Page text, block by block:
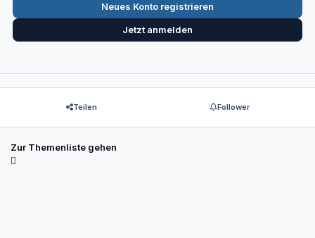
Neues Konto registrieren
Jetzt anmelden
Teilen Follower
Zur Themenliste gehen